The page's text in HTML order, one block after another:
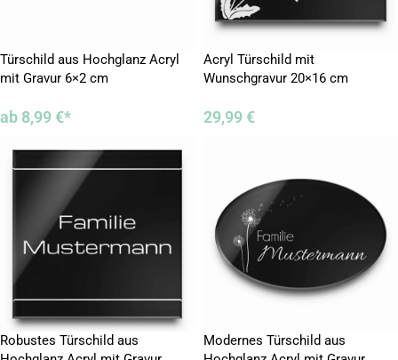
Türschild aus Hochglanz Acryl
mit Gravur 6×2 cm
ab 8,99 €*
Acryl Türschild mit
Wunschgravur 20×16 cm
29,99 €
Robustes Türschild aus
Modernes Türschild aus